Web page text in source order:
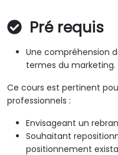
Pré requis
Une compréhension
termes du marketing.
Ce cours est pertinent
professionnels :
Envisageant un
Souhaitant
positionnement